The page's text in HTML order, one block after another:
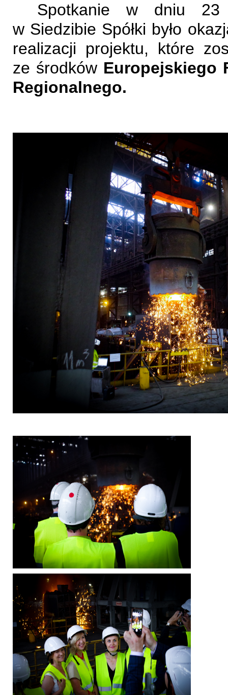
Spotkanie w dniu
w Siedzibie Spółki było
realizacji projektu, które
ze środków Europejskiego
Regionalnego.